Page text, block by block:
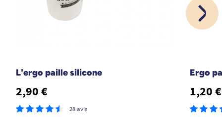
L'ergo paille silicone
2,90 €
28 avis
Ergo
1,20 €